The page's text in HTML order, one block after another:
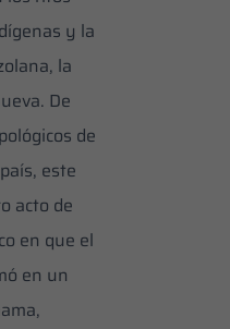
y la
la
De
de
este
acto de
en que el
en un